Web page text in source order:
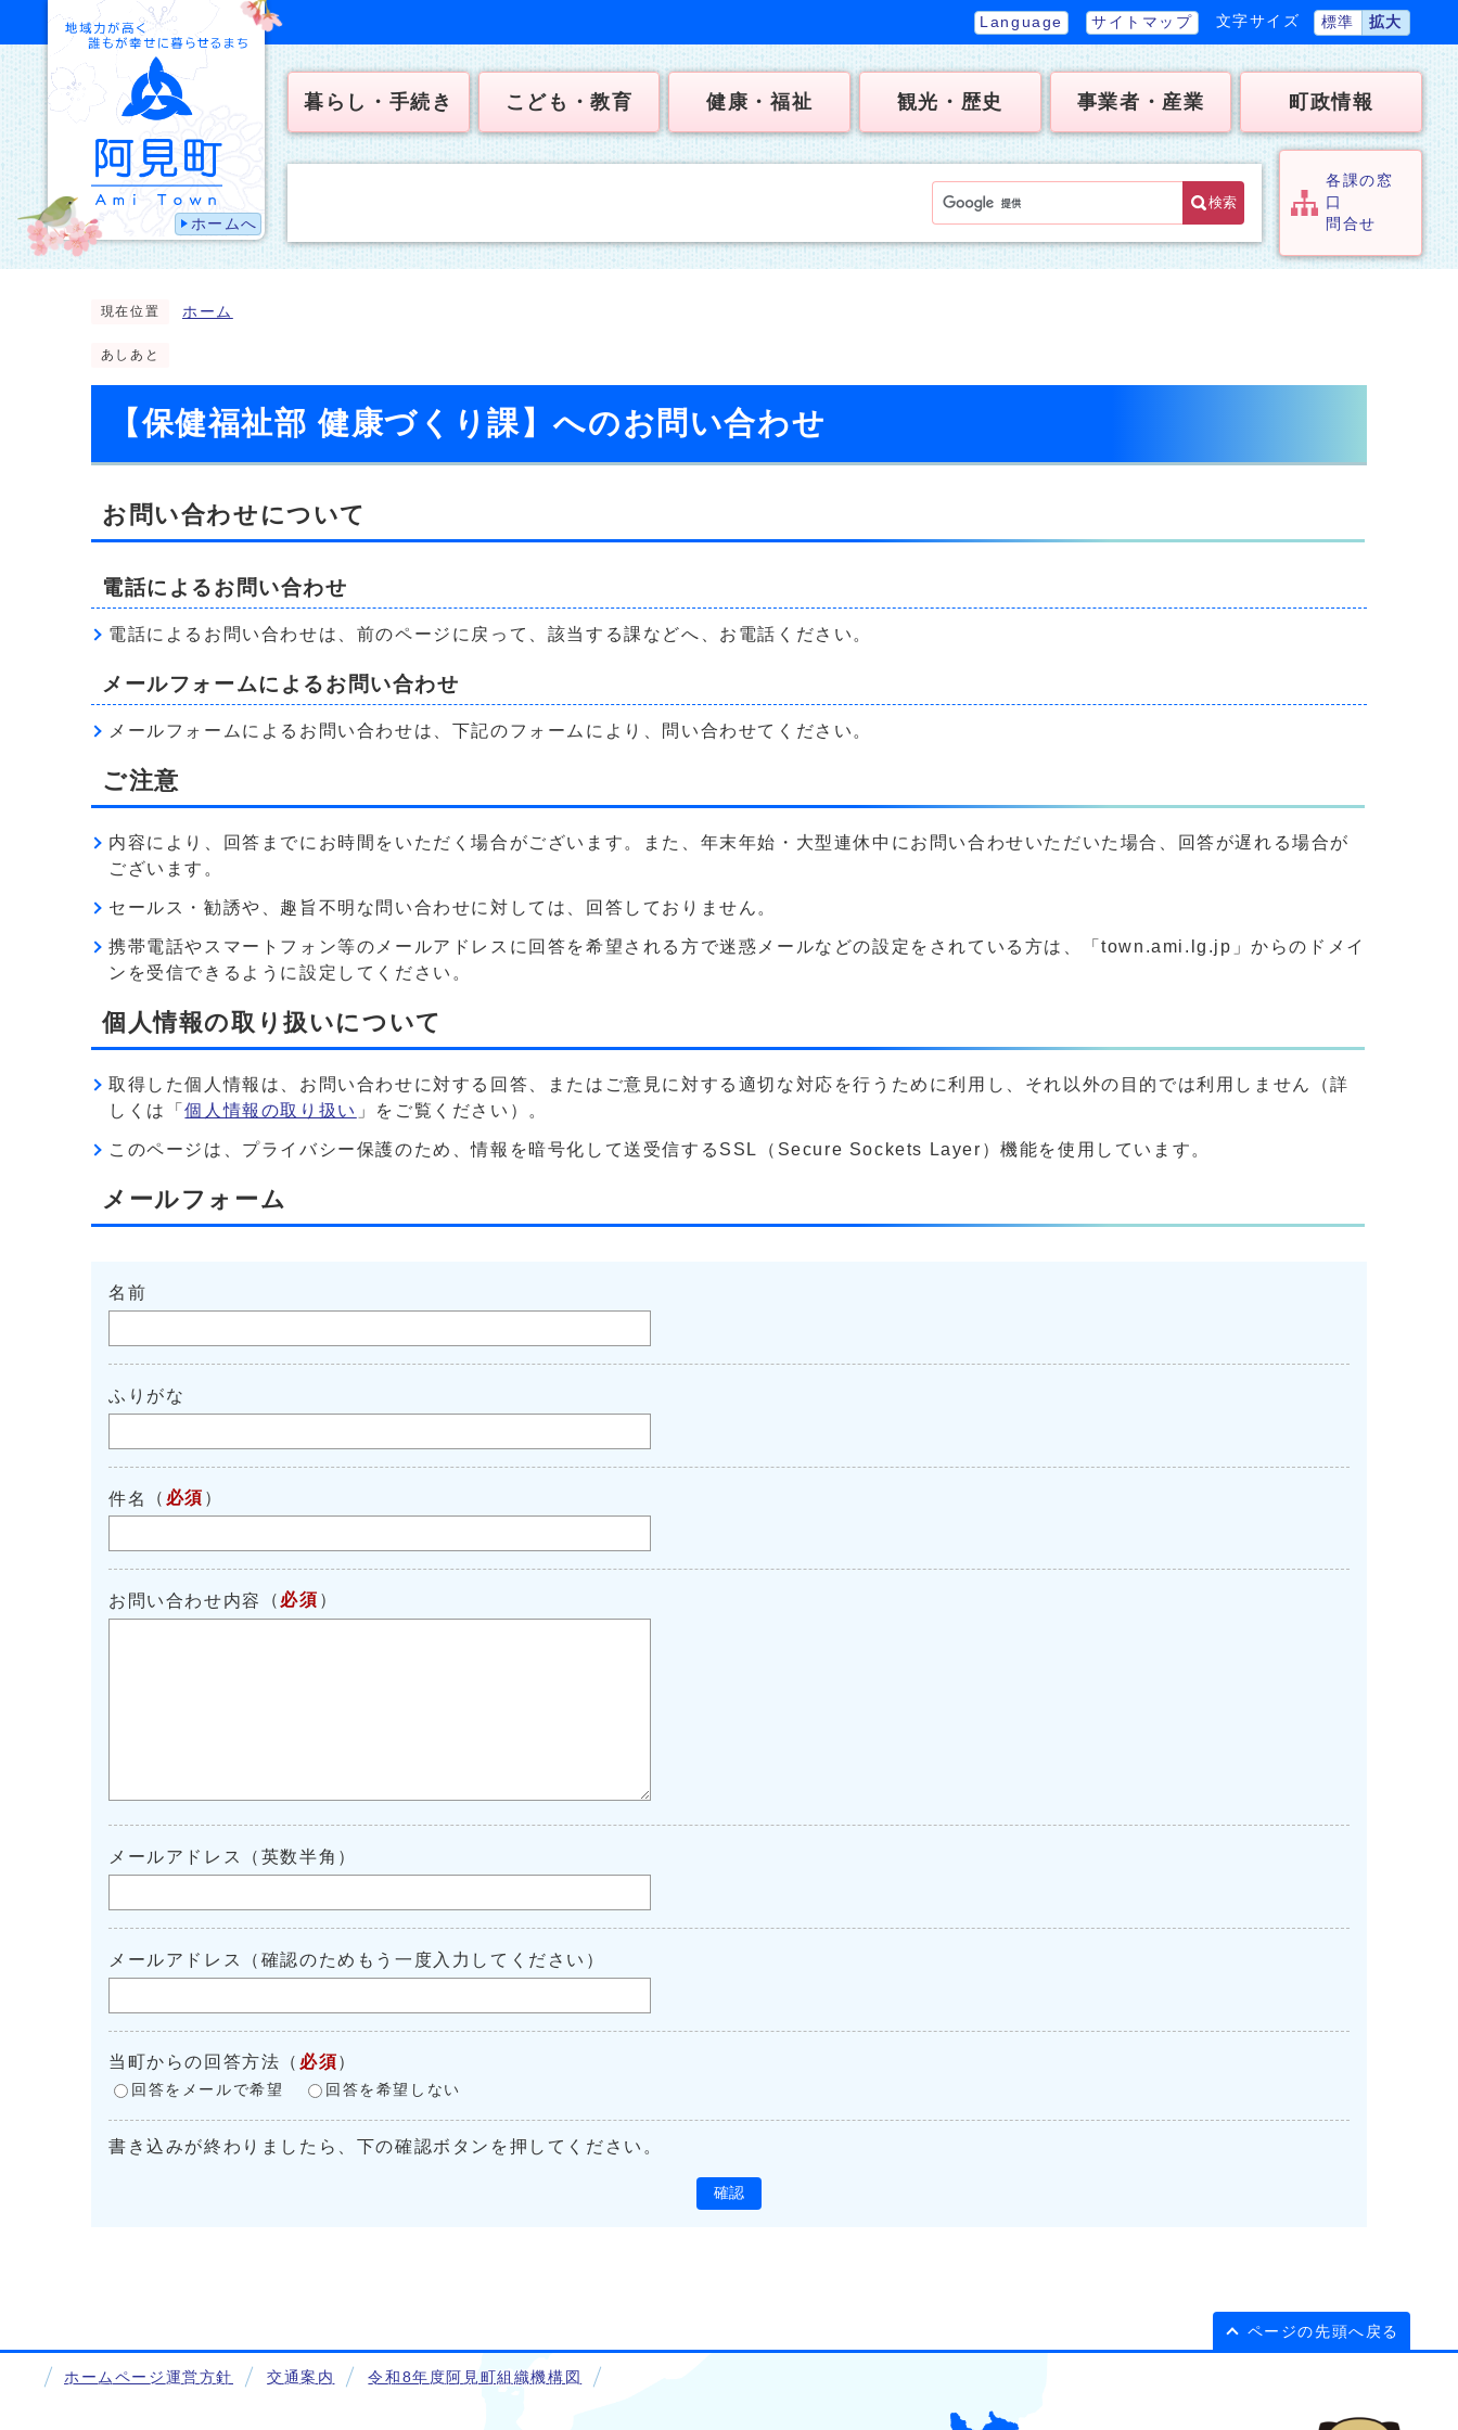
ホームへ
Language サイトマップ 文字サイズ 標準 拡大
暮らし・手続き こども・教育 健康・福祉 観光・歴史 事業者・産業 町政情報
検索
各課の窓
口
問合せ
現在位置 ホーム
あしあと
【保健福祉部 健康づくり課】へのお問い合わせ
お問い合わせについて
電話によるお問い合わせ
電話によるお問い合わせは、前のページに戻って、該当する課などへ、お電話ください。
メールフォームによるお問い合わせ
メールフォームによるお問い合わせは、下記のフォームにより、問い合わせてください。
ご注意
内容により、回答までにお時間をいただく場合がございます。また、年末年始・大型連休中にお問い合わせいただいた場合、回答が遅れる場合が
ございます。
セールス・勧誘や、趣旨不明な問い合わせに対しては、回答しておりません。
携帯電話やスマートフォン等のメールアドレスに回答を希望される方で迷惑メールなどの設定をされている方は、「town.ami.lg.jp」からのドメイ
ンを受信できるように設定してください。
個人情報の取り扱いについて
取得した個人情報は、お問い合わせに対する回答、またはご意見に対する適切な対応を行うために利用し、それ以外の目的では利用しません（詳
しくは「個人情報の取り扱い 」をご覧ください）。
このページは、プライバシー保護のため、情報を暗号化して送受信するSSL（Secure Sockets Layer）機能を使用しています。
メールフォーム
名前
ふりがな
件名 （ 必須 ）
お問い合わせ内容 （ 必須 ）
メールアドレス（英数半角）
メールアドレス（確認のためもう一度入力してください）
当町からの回答方法 （ 必須）
回答をメールで希望 回答を希望しない
書き込みが終わりましたら、下の確認ボタンを押してください。
確認
ページの先頭へ戻る
ホームページ運営方針 交通案内 令和8年度阿見町組織機構図